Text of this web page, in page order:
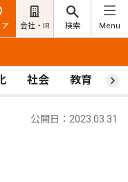
ア 会社・IR 検索 Menu
社会 教育 ス
公開日：2023.03.31